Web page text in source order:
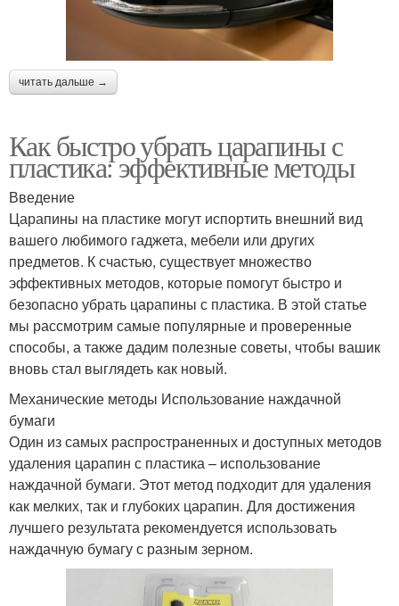
читать дальше →
Как быстро убрать царапины с
пластика: эффективные методы
Введение
Царапины на пластике могут испортить внешний вид
вашего любимого гаджета, мебели или других
предметов. К счастью, существует множество
эффективных методов, которые помогут быстро и
безопасно убрать царапины с пластика. В этой статье
мы рассмотрим самые популярные и проверенные
способы, а также дадим полезные советы, чтобы вашик
вновь стал выглядеть как новый.
Механические методы Использование наждачной
бумаги
Один из самых распространенных и доступных методов
удаления царапин с пластика – использование
наждачной бумаги. Этот метод подходит для удаления
как мелких, так и глубоких царапин. Для достижения
лучшего результата рекомендуется использовать
наждачную бумагу с разным зерном.